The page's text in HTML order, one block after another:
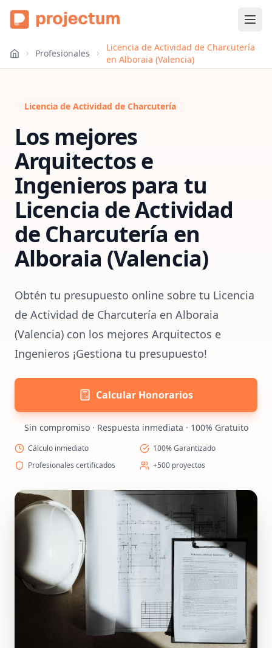
Profesionales
Licencia de Actividad de Charcutería
en Alboraia (Valencia)
Licencia de Actividad de Charcutería
Los mejores
Arquitectos e
Ingenieros para tu
Licencia de Actividad
de Charcutería en
Alboraia (Valencia)
Obtén tu presupuesto online sobre tu Licencia
de Actividad de Charcutería en Alboraia
(Valencia) con los mejores Arquitectos e
Ingenieros ¡Gestiona tu presupuesto!
Calcular Honorarios
Sin compromiso · Respuesta inmediata · 100% Gratuito
Cálculo inmediato
100% Garantizado
Profesionales certificados
+500 proyectos